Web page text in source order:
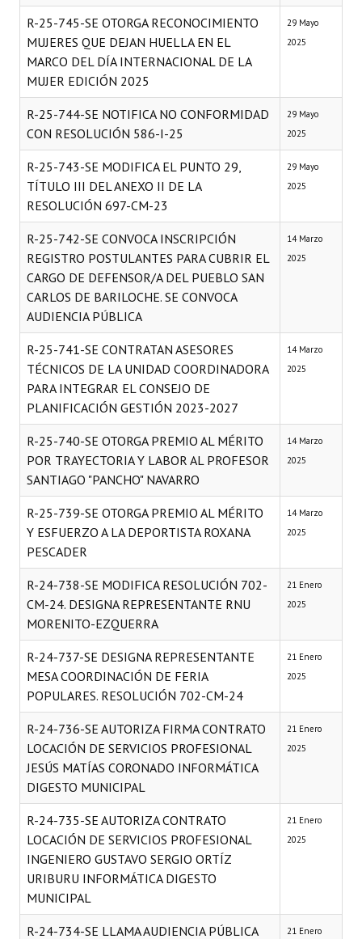
R-25-745-SE OTORGA RECONOCIMIENTO
MUJERES QUE DEJAN HUELLA EN EL
MARCO DEL DÍA INTERNACIONAL DE LA
MUJER EDICIÓN 2025
29 Mayo
2025
R-25-744-SE NOTIFICA NO CONFORMIDAD
CON RESOLUCIÓN 586-I-25
29 Mayo
2025
R-25-743-SE MODIFICA EL PUNTO 29,
TÍTULO III DEL ANEXO II DE LA
RESOLUCIÓN 697-CM-23
29 Mayo
2025
R-25-742-SE CONVOCA INSCRIPCIÓN
REGISTRO POSTULANTES PARA CUBRIR EL
CARGO DE DEFENSOR/A DEL PUEBLO SAN
CARLOS DE BARILOCHE. SE CONVOCA
AUDIENCIA PÚBLICA
14 Marzo
2025
R-25-741-SE CONTRATAN ASESORES
TÉCNICOS DE LA UNIDAD COORDINADORA
PARA INTEGRAR EL CONSEJO DE
PLANIFICACIÓN GESTIÓN 2023-2027
14 Marzo
2025
R-25-740-SE OTORGA PREMIO AL MÉRITO
POR TRAYECTORIA Y LABOR AL PROFESOR
SANTIAGO "PANCHO" NAVARRO
14 Marzo
2025
R-25-739-SE OTORGA PREMIO AL MÉRITO
Y ESFUERZO A LA DEPORTISTA ROXANA
PESCADER
14 Marzo
2025
R-24-738-SE MODIFICA RESOLUCIÓN 702-
CM-24. DESIGNA REPRESENTANTE RNU
MORENITO-EZQUERRA
21 Enero
2025
R-24-737-SE DESIGNA REPRESENTANTE
MESA COORDINACIÓN DE FERIA
POPULARES. RESOLUCIÓN 702-CM-24
21 Enero
2025
R-24-736-SE AUTORIZA FIRMA CONTRATO
LOCACIÓN DE SERVICIOS PROFESIONAL
JESÚS MATÍAS CORONADO INFORMÁTICA
DIGESTO MUNICIPAL
21 Enero
2025
R-24-735-SE AUTORIZA CONTRATO
LOCACIÓN DE SERVICIOS PROFESIONAL
INGENIERO GUSTAVO SERGIO ORTÍZ
URIBURU INFORMÁTICA DIGESTO
MUNICIPAL
21 Enero
2025
R-24-734-SE LLAMA AUDIENCIA PÚBLICA 21 Enero